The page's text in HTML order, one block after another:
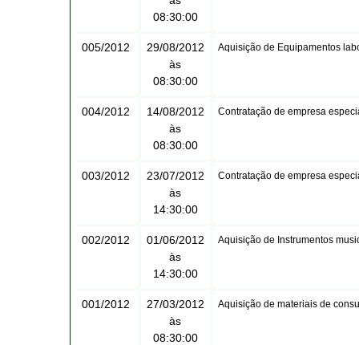
08:30:00
005/2012
29/08/2012
às
08:30:00
Aquisição de Equipamentos
004/2012
14/08/2012
às
08:30:00
Contratação de empresa
003/2012
23/07/2012
às
14:30:00
Contratação de empresa
002/2012
01/06/2012
às
14:30:00
Aquisição de Instrumentos
001/2012
27/03/2012
às
08:30:00
Aquisição de materiais de